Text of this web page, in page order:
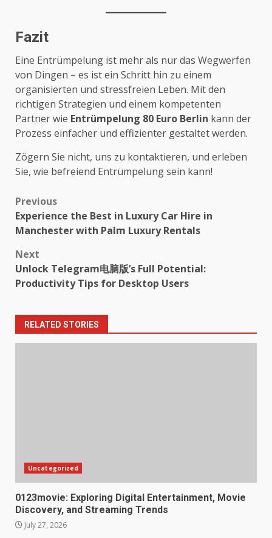
Fazit
Eine Entrümpelung ist mehr als nur das Wegwerfen
von Dingen – es ist ein Schritt hin zu einem
organisierten und stressfreien Leben. Mit den
richtigen Strategien und einem kompetenten
Partner wie Entrümpelung 80 Euro Berlin kann der
Prozess einfacher und effizienter gestaltet werden.
Zögern Sie nicht, uns zu kontaktieren, und erleben
Sie, wie befreiend Entrümpelung sein kann!
Post
navigation
Previous
Experience the Best in Luxury Car Hire in
Manchester with Palm Luxury Rentals
Next
Unlock Telegram电脑版’s Full Potential:
Productivity Tips for Desktop Users
RELATED STORIES
Uncategorized
0123movie: Exploring Digital Entertainment, Movie
Discovery, and Streaming Trends
July 27, 2026